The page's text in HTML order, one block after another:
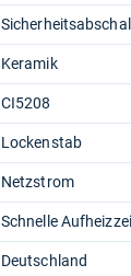
Keramik
CI5208
Lockenstab
Netzstrom
Schnelle
Deutschland